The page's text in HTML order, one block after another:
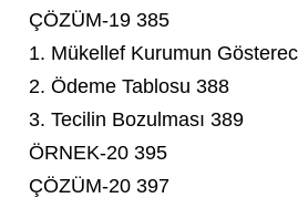
ÇÖZÜM-19 385
1. Mükellef Kurumun
2. Ödeme Tablosu 388
3. Tecilin Bozulması 389
ÖRNEK-20 395
ÇÖZÜM-20 397